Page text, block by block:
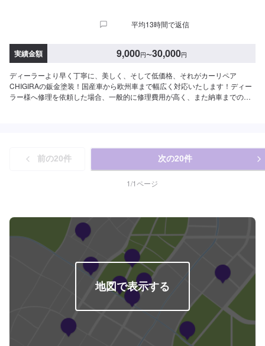
平均13時間で返信
実績金額 9,000円〜30,000円
ディーラーより早く丁寧に、美しく、そして低価格、それがカーリペア
CHIGIRAの鈑金塗装！国産車から欧州車まで幅広く対応いたします！ディー
ラー様へ修理を依頼した場合、一般的に修理費用が高く、また納車までの時
ショナルです。大切なお車はぜひ、カーリペアCHIGIRAにおまかせくださ
い！--------------------------------------------------【1】オファーにてお問い合わせ
【2】お見積り【3】お見積りにご納得いただければ作業開始【4】仕上がり
次第納車□納期について□通常2〜3日程度で納車いたします。車種や状態によ
み可能です。オファーの際に持ち込みパーツの詳細をご入力ください。【定
休日・営業時間】定休日：祝日営業時間：9:00~19:00
前の20件 次の20件
1/1ページ
地図で表示する